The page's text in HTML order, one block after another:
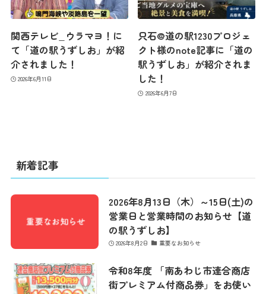
関西テレビ_ウラマヨ！に
て「道の駅うずしお」が紹
介されました！
2026年6月11日
只石@道の駅1230プロジェ
クト様のnote記事に「道の
駅うずしお」が紹介されま
した！
2026年6月7日
新着記事
2026年8月13日（木）～15日(土)の
営業日と営業時間のお知らせ【道
の駅うずしお】
2026年8月2日 重要なお知らせ
令和8年度 「南あわじ市連合商店
街プレミアム付商品券」をお使い